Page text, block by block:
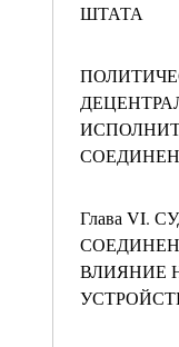
ШТАТА
Глава VI.
ВЛИЯНИЕ